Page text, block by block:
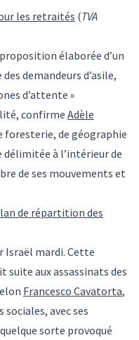
les retraités (TVA
élaborée d’un
demandeurs d’asile,
d’attente »
confirme Adèle
foresterie, de géographie
à l’intérieur de
de ses mouvements et
de répartition des
Israël mardi. Cette
suite aux assassinats des
Francesco Cavatorta,
sociales, avec ses
sorte provoqué